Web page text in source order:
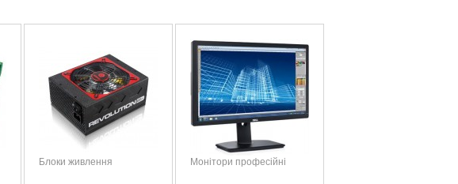
Блоки живлення Монітори професійні